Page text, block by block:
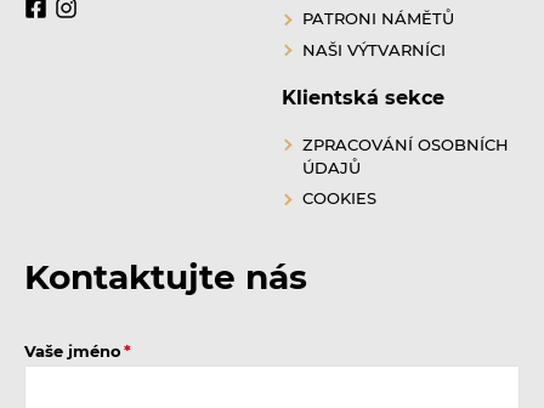
PATRONI NÁMĚTŮ
NAŠI VÝTVARNÍCI
Klientská sekce
ZPRACOVÁNÍ OSOBNÍCH
ÚDAJŮ
COOKIES
Kontaktujte nás
Vaše jméno